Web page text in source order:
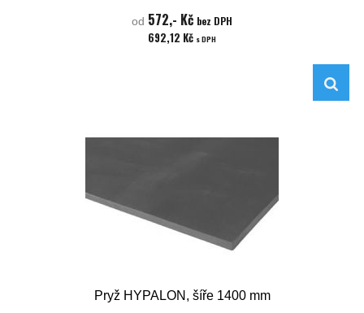
od 572,- Kč bez DPH
692,12 Kč s DPH
Pryž HYPALON, šíře 1400 mm